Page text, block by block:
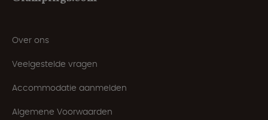
Over ons
Veelgestelde vragen
Accommodatie aanmelden
Algemene Voorwaarden